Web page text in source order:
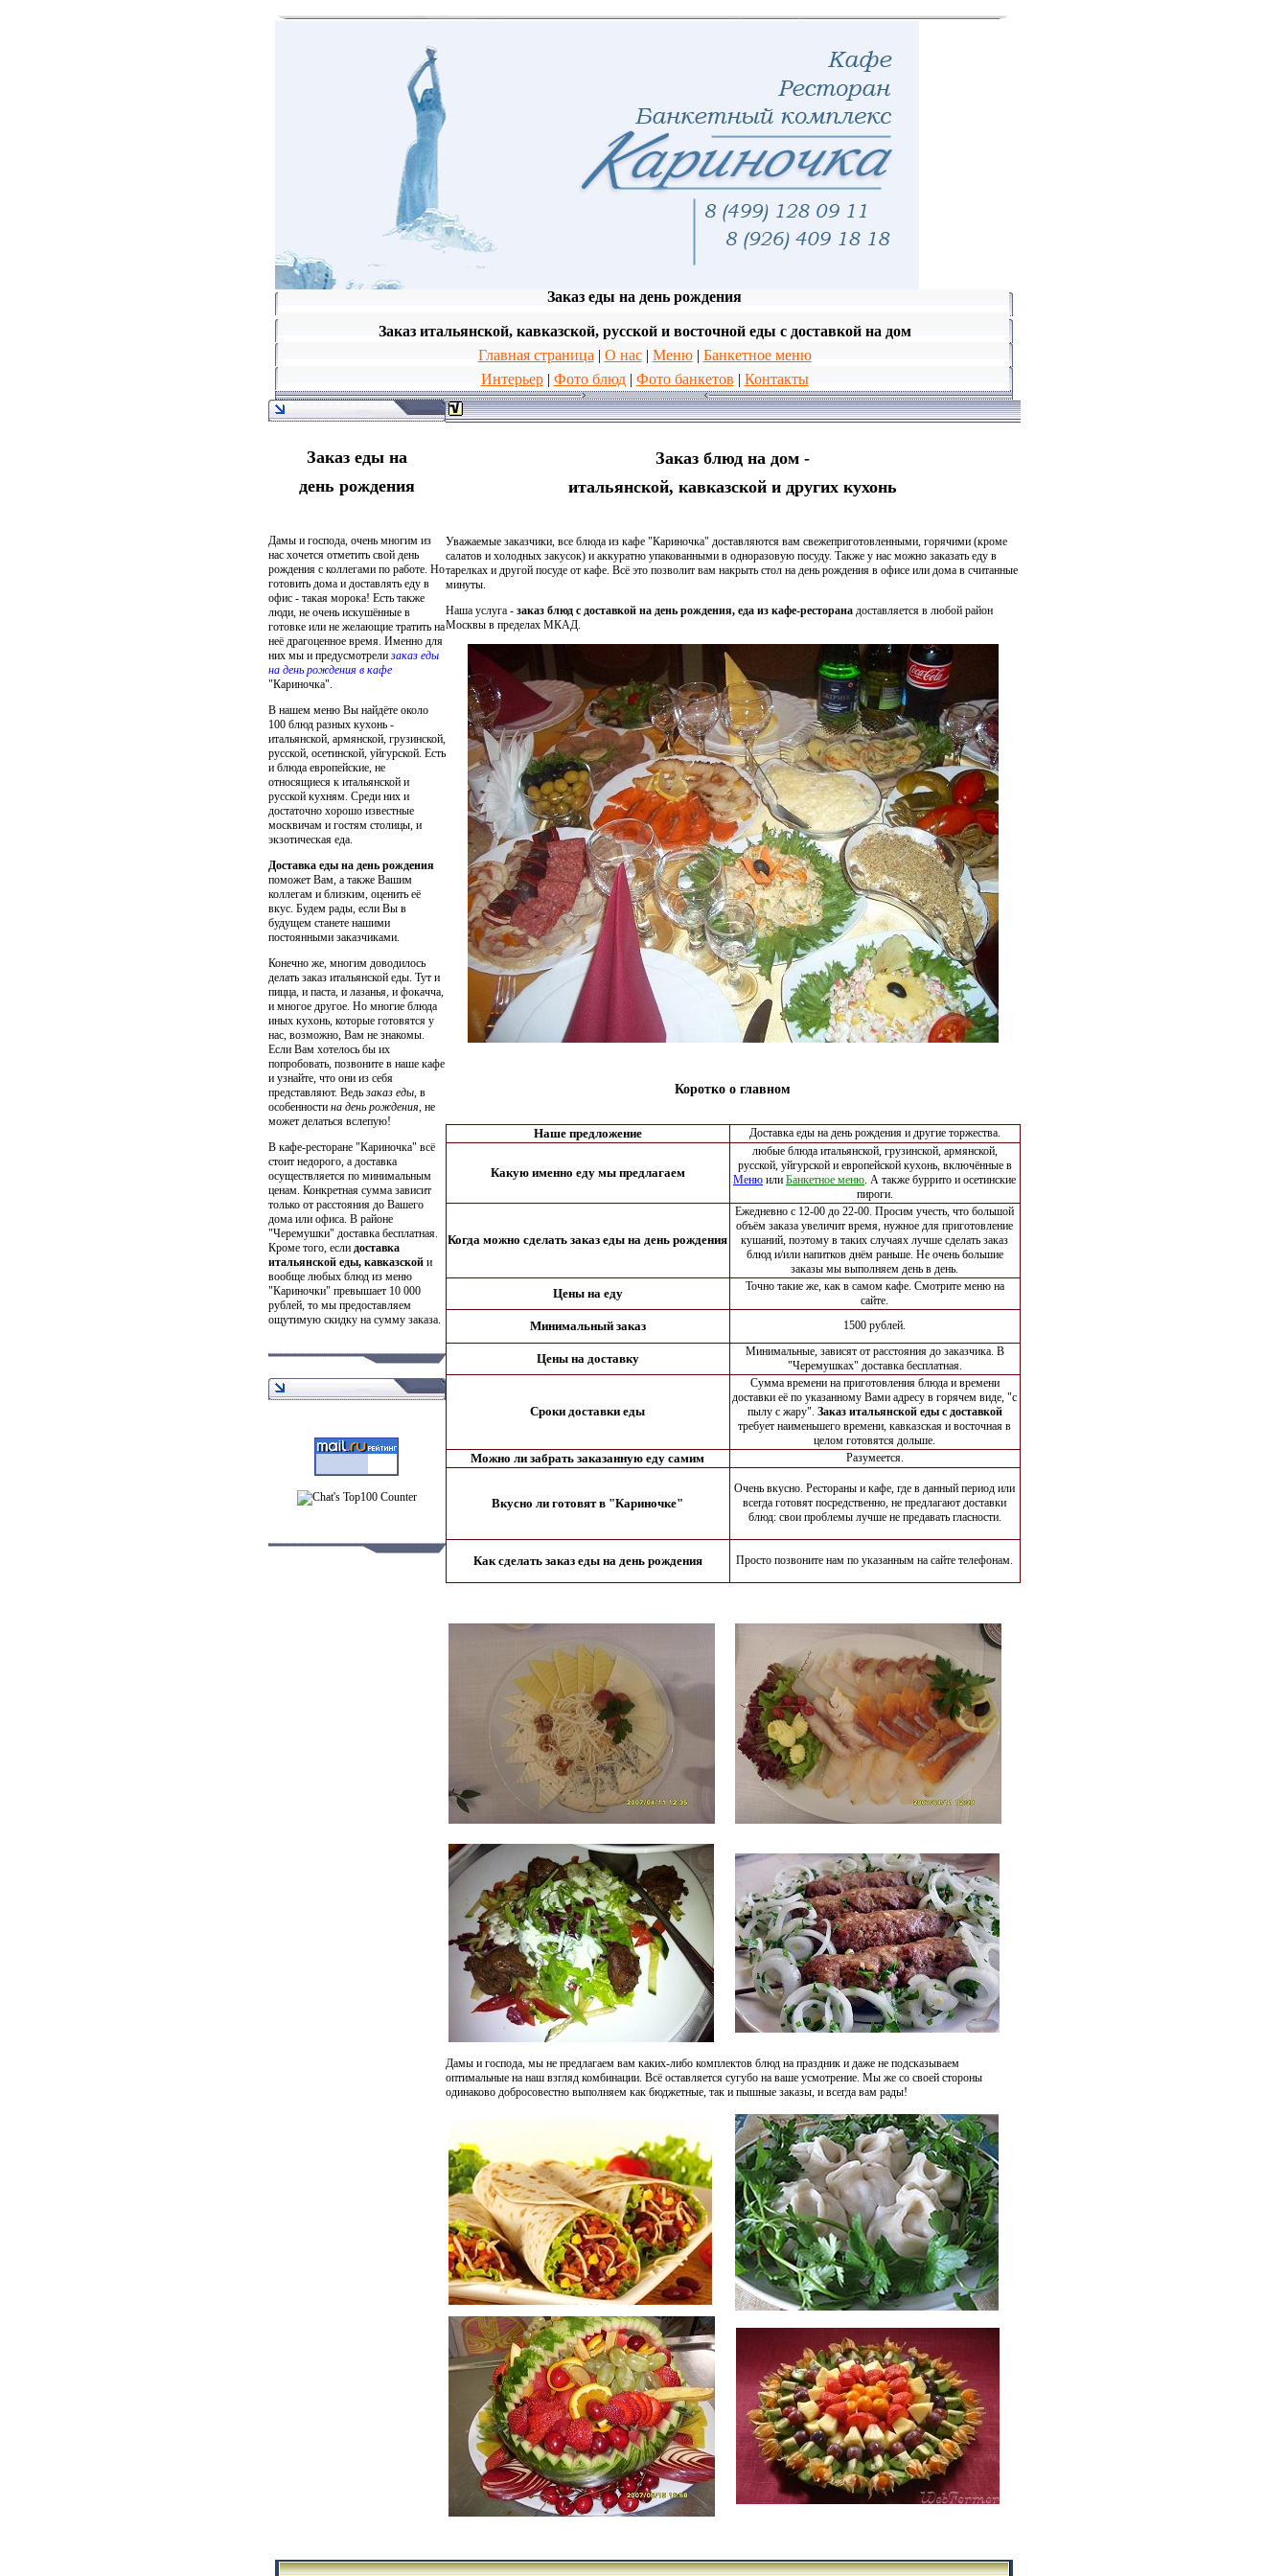
Заказ еды на день рождения
Заказ итальянской, кавказской, русской и восточной еды с доставкой на дом
Главная страница | О нас| Меню| Банкетное меню
Интерьер| Фото блюд| Фото банкетов | Контакты
Заказ еды на
день рождения
Дамы и господа, очень многим из
нас хочется отметить свой день
рождения с коллегами по работе. Но
готовить дома и доставлять еду в
офис - такая морока! Есть также
люди, не очень искушённые в
готовке или не желающие тратить на
неё драгоценное время. Именно для
них мы и предусмотрели заказ еды
на день рождения в кафе
"Кариночка".
В нашем меню Вы найдёте около
100 блюд разных кухонь -
итальянской, армянской, грузинской,
русской, осетинской, уйгурской. Есть
и блюда европейские, не
относящиеся к итальянской и
русской кухням. Среди них и
достаточно хорошо известные
москвичам и гостям столицы, и
экзотическая еда.
Доставка еды на день рождения
поможет Вам, а также Вашим
коллегам и близким, оценить её
вкус. Будем рады, если Вы в
будущем станете нашими
постоянными заказчиками.
Конечно же, многим доводилось
делать заказ итальянской еды. Тут и
пицца, и паста, и лазанья, и фокачча,
и многое другое. Но многие блюда
иных кухонь, которые готовятся у
нас, возможно, Вам не знакомы.
Если Вам хотелось бы их
попробовать, позвоните в наше кафе
и узнайте, что они из себя
представляют. Ведь заказ еды, в
особенности на день рождения, не
может делаться вслепую!
В кафе-ресторане "Кариночка" всё
стоит недорого, а доставка
осуществляется по минимальным
ценам. Конкретная сумма зависит
только от расстояния до Вашего
дома или офиса. В районе
"Черемушки" доставка бесплатная.
Кроме того, если доставка
итальянской еды, кавказскойи
вообще любых блюд из меню
"Кариночки" превышает 10 000
рублей, то мы предоставляем
ощутимую скидку на сумму заказа.
Заказ блюд на дом -
итальянской, кавказской и других кухонь
Уважаемые заказчики, все блюда из кафе "Кариночка" доставляются вам свежеприготовленными, горячими (кроме
салатов и холодных закусок) и аккуратно упакованными в одноразовую посуду. Также у нас можно заказать еду в
тарелках и другой посуде от кафе. Всё это позволит вам накрыть стол на день рождения в офисе или дома в считанные
минуты.
Наша услуга - заказ блюд с доставкой на день рождения, еда из кафе-ресторанадоставляется в любой район
Москвы в пределах МКАД.
Коротко о главном
Наше предложение Доставка еды на день рождения и другие торжества.
Какую именно еду мы предлагаем
любые блюда итальянской, грузинской, армянской,
русской, уйгурской и европейской кухонь, включённые в
Меню или Банкетное меню. А также буррито и осетинские
пироги.
Когда можно сделать заказ еды на день рождения
Ежедневно с 12-00 до 22-00. Просим учесть, что большой
объём заказа увеличит время, нужное для приготовление
кушаний, поэтому в таких случаях лучше сделать заказ
блюд и/или напитков днём раньше. Не очень большие
заказы мы выполняем день в день.
Цены на еду
Точно такие же, как в самом кафе. Смотрите меню на
сайте.
Минимальный заказ 1500 рублей.
Цены на доставку
Минимальные, зависят от расстояния до заказчика. В
"Черемушках" доставка бесплатная.
Сроки доставки еды
Сумма времени на приготовления блюда и времени
доставки её по указанному Вами адресу в горячем виде, "с
пылу с жару". Заказ итальянской еды с доставкой
требует наименьшего времени, кавказская и восточная в
целом готовятся дольше.
Можно ли забрать заказанную еду самим Разумеется.
Вкусно ли готовят в "Кариночке"
Очень вкусно. Рестораны и кафе, где в данный период или
всегда готовят посредственно, не предлагают доставки
блюд: свои проблемы лучше не предавать гласности.
Как сделать заказ еды на день рождения Просто позвоните нам по указанным на сайте телефонам.
Дамы и господа, мы не предлагаем вам каких-либо комплектов блюд на праздник и даже не подсказываем
оптимальные на наш взгляд комбинации. Всё оставляется сугубо на ваше усмотрение. Мы же со своей стороны
одинаково добросовестно выполняем как бюджетные, так и пышные заказы, и всегда вам рады!